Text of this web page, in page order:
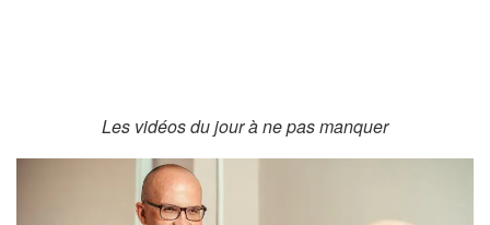
Les vidéos du jour à ne pas manquer